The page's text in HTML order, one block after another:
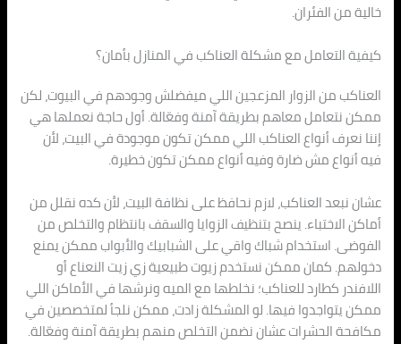
خالية من الفئران.
كيفية التعامل مع مشكلة العناكب في المنازل بأمان؟
العناكب من الزوار المزعجين اللي ميفضلش وجودهم في البيوت، لكن
ممكن نتعامل معاهم بطريقة آمنة وفعّالة. أول حاجة نعملها هي
إننا نعرف أنواع العناكب اللي ممكن تكون موجودة في البيت، لأن
فيه أنواع مش ضارة وفيه أنواع ممكن تكون خطيرة.
عشان نبعد العناكب، لازم نحافظ على نظافة البيت، لأن كده نقلل من
أماكن الاختباء. ينصح بتنظيف الزوايا والسقف بانتظام والتخلص من
الفوضى. استخدام شباك واقي على الشبابيك والأبواب ممكن يمنع
دخولهم. كمان ممكن نستخدم زيوت طبيعية زي زيت النعناع أو
اللافندر كطارد للعناكب؛ نخلطها مع الميه ونرشها في الأماكن اللي
ممكن يتواجدوا فيها. لو المشكلة زادت، ممكن نلجأ لمتخصصين في
مكافحة الحشرات عشان نضمن التخلص منهم بطريقة آمنة وفعّالة.